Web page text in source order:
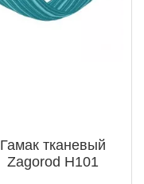
Гамак тканевый
Zagorod H101